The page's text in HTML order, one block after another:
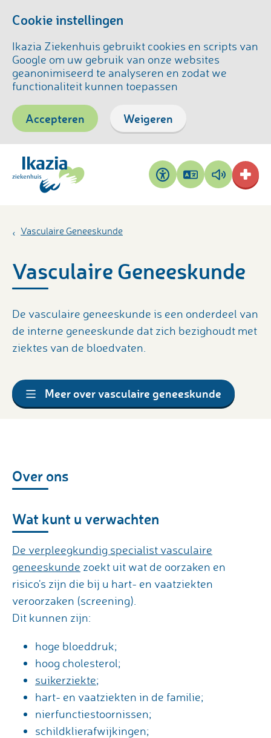
Cookie instellingen
Ikazia Ziekenhuis gebruikt cookies en scripts van
Google om uw gebruik van onze websites
geanonimiseerd te analyseren en zodat we
functionaliteit kunnen toepassen
Accepteren Weigeren
Toegankelijkheid
Pagina
vertalen
Pagina
voorlezen
Vasculaire Geneeskunde
Vasculaire Geneeskunde
De vasculaire geneeskunde is een onderdeel van
de interne geneeskunde dat zich bezighoudt met
ziektes van de bloedvaten.
Meer over vasculaire geneeskunde
Over ons
Wat kunt u verwachten
De verpleegkundig specialist vasculaire
geneeskunde zoekt uit wat de oorzaken en
risico's zijn die bij u hart- en vaatziekten
veroorzaken (screening).
Dit kunnen zijn:
hoge bloeddruk;
hoog cholesterol;
suikerziekte;
hart- en vaatziekten in de familie;
nierfunctiestoornissen;
schildklierafwijkingen;